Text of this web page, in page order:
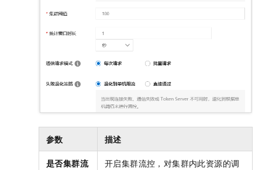
参数 描述
是否集群流
开启集群流控，对集群内此资源的调